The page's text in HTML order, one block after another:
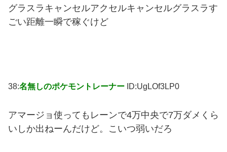
グラスラキャンセルアクセルキャンセルグラスラす
ごい距離一瞬で稼ぐけど
38:名無しのポケモントレーナー ID:UgLOf3LP0
アマージョ使ってもレーンで4万中央で7万ダメくら
いしか出ねーんだけど。こいつ弱いだろ